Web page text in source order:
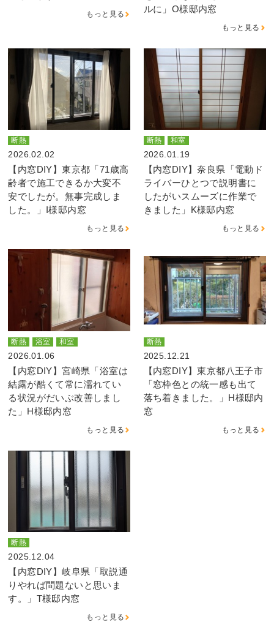
もっと見る
ルに」O様邸内窓
もっと見る
断熱
2026.02.02
【内窓DIY】東京都「71歳高
齢者で施工できるか大変不
安でしたが。無事完成しま
した。」I様邸内窓
もっと見る
断熱 和室
2026.01.19
【内窓DIY】奈良県「電動ド
ライバーひとつで説明書に
したがいスムーズに作業で
きました」K様邸内窓
もっと見る
断熱 浴室 和室
2026.01.06
【内窓DIY】宮崎県「浴室は
結露が酷くて常に濡れてい
る状況がだいぶ改善しまし
た」H様邸内窓
もっと見る
断熱
2025.12.21
【内窓DIY】東京都八王子市
「窓枠色との統一感も出て
落ち着きました。」H様邸内
窓
もっと見る
断熱
2025.12.04
【内窓DIY】岐阜県「取説通
りやれば問題ないと思いま
す。」T様邸内窓
もっと見る